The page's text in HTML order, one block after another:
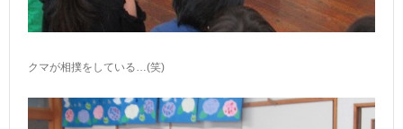
クマが相撲をしている…(笑)